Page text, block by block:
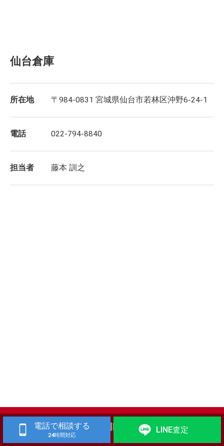
仙台倉庫
所在地 〒984-0831 宮城県仙台市若林区沖野6-24-1
電話 022-794-8840
担当者 藤本 訓之
電話で相談する
24時間対応
LINE査定